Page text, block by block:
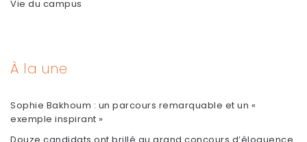
Vie du campus
À la une
Sophie Bakhoum : un parcours remarquable et un «
exemple inspirant »